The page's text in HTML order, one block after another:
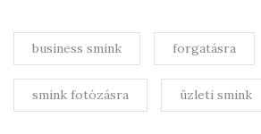
business smink forgatásra
smink fotózásra üzleti smink